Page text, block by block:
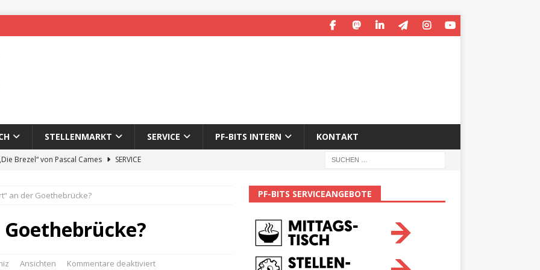
STELLENMARKT SERVICE PF-BITS INTERN KONTAKT
Brezel“ von Pascal Cames
SERVICE
des 65. Fasnetsumzugs Dillweißenstein
Der Mann hinter PF-Bits lebt nicht mehr
an der Goethebrücke?
Ansichten Kommentare deaktiviert
PF-BITS SERVICEANGEBOTE